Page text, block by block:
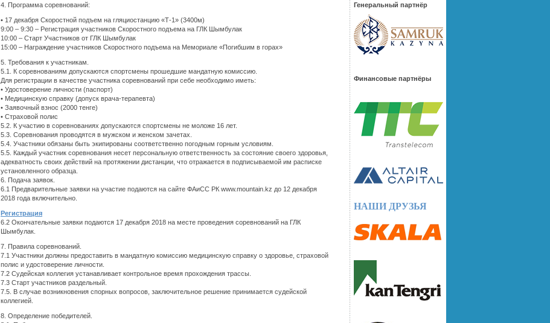
4. Программа соревнований:
• 17 декабря Скоростной подъем на гляциостанцию «Т-1» (3400м)
9:00 – 9:30 – Регистрация участников Скоростного подъема на ГЛК Шымбулак
10:00 – Старт Участников от ГЛК Шымбулак
15:00 – Награждение участников Скоростного подъема на Мемориале «Погибшим в горах»
5. Требования к участникам.
5.1. К соревнованиям допускаются спортсмены прошедшие мандатную комиссию.
Для регистрации в качестве участника соревнований при себе необходимо иметь:
• Удостоверение личности (паспорт)
• Медицинскую справку (допуск врача-терапевта)
• Заявочный взнос (2000 тенге)
• Страховой полис
5.2. К участию в соревнованиях допускаются спортсмены не моложе 16 лет.
5.3. Соревнования проводятся в мужском и женском зачетах.
5.4. Участники обязаны быть экипированы соответственно погодным горным условиям.
5.5. Каждый участник соревнования несет персональную ответственность за состояние своего здоровья,
адекватность своих действий на протяжении дистанции, что отражается в подписываемой им расписке
установленного образца.
6. Подача заявок.
6.1 Предварительные заявки на участие подаются на сайте ФАиСС РК www.mountain.kz до 12 декабря
2018 года включительно.
Регистрация
6.2 Окончательные заявки подаются 17 декабря 2018 на месте проведения соревнований на ГЛК
Шымбулак.
7. Правила соревнований.
7.1 Участники должны предоставить в мандатную комиссию медицинскую справку о здоровье, страховой
полис и удостоверение личности.
7.2 Судейская коллегия устанавливает контрольное время прохождения трассы.
7.3 Старт участников раздельный.
7.5. В случае возникновения спорных вопросов, заключительное решение принимается судейской
коллегией.
8. Определение победителей.
Генеральный партнёр
Финансовые партнёры
НАШИ ДРУЗЬЯ